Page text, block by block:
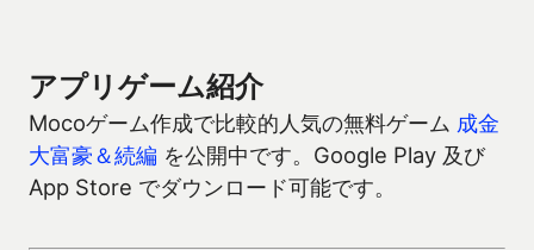
アプリゲーム紹介
Mocoゲーム作成で比較的人気の無料ゲーム 成金
大富豪＆続編 を公開中です。Google Play 及び
App Store でダウンロード可能です。